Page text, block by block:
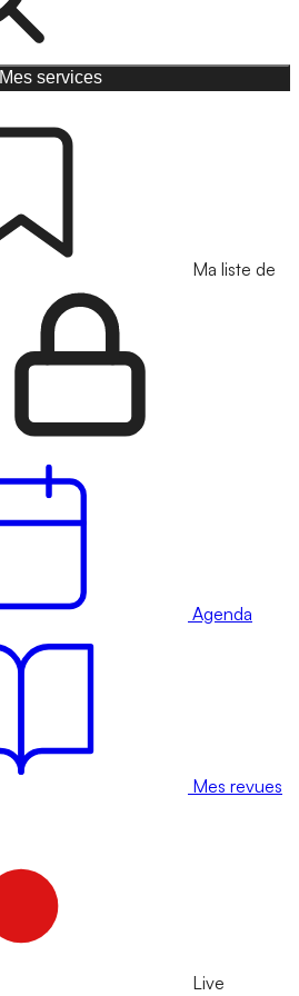
Mes services
Ma liste de
Agenda
Mes revues
Live